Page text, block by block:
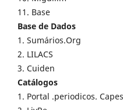
11. Base
Base de Dados
1. Sumários.Org
2. LILACS
3. Cuiden
Catálogos
1. Portal .periodicos. Capes